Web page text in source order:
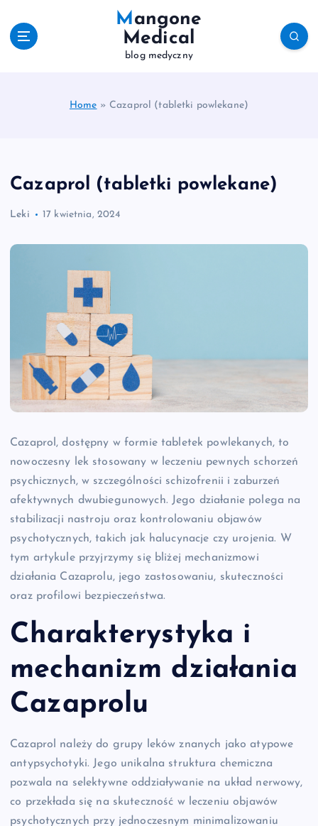
Mangone
Medical
blog medyczny
Home » Cazaprol (tabletki powlekane)
Cazaprol (tabletki powlekane)
Leki 17 kwietnia, 2024
Cazaprol, dostępny w formie tabletek powlekanych, to
nowoczesny lek stosowany w leczeniu pewnych schorzeń
psychicznych, w szczególności schizofrenii i zaburzeń
afektywnych dwubiegunowych. Jego działanie polega na
stabilizacji nastroju oraz kontrolowaniu objawów
psychotycznych, takich jak halucynacje czy urojenia. W
tym artykule przyjrzymy się bliżej mechanizmowi
działania Cazaprolu, jego zastosowaniu, skuteczności
oraz profilowi bezpieczeństwa.
Charakterystyka i
mechanizm działania
Cazaprolu
Cazaprol należy do grupy leków znanych jako atypowe
antypsychotyki. Jego unikalna struktura chemiczna
pozwala na selektywne oddziaływanie na układ nerwowy,
co przekłada się na skuteczność w leczeniu objawów
psychotycznych przy jednoczesnym minimalizowaniu